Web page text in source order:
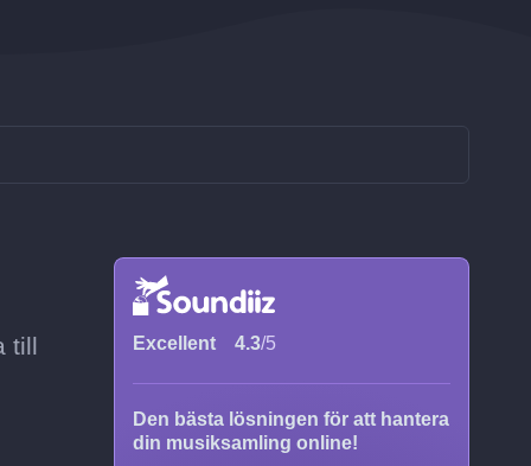
till Excellent 4.3/5
Den bästa lösningen för att hantera
din musiksamling online!